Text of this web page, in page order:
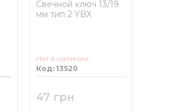
Свечной ключ 13/19
мм тип 2 YBX
Нет в наличии
Код: 13520
47 грн